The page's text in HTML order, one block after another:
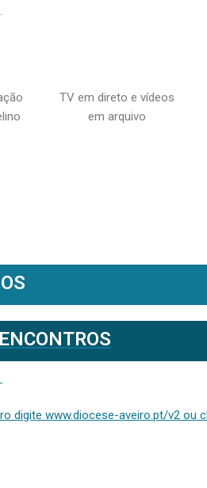
TV em direto e vídeos
em arquivo
digite www.diocese-aveiro.pt/v2 ou